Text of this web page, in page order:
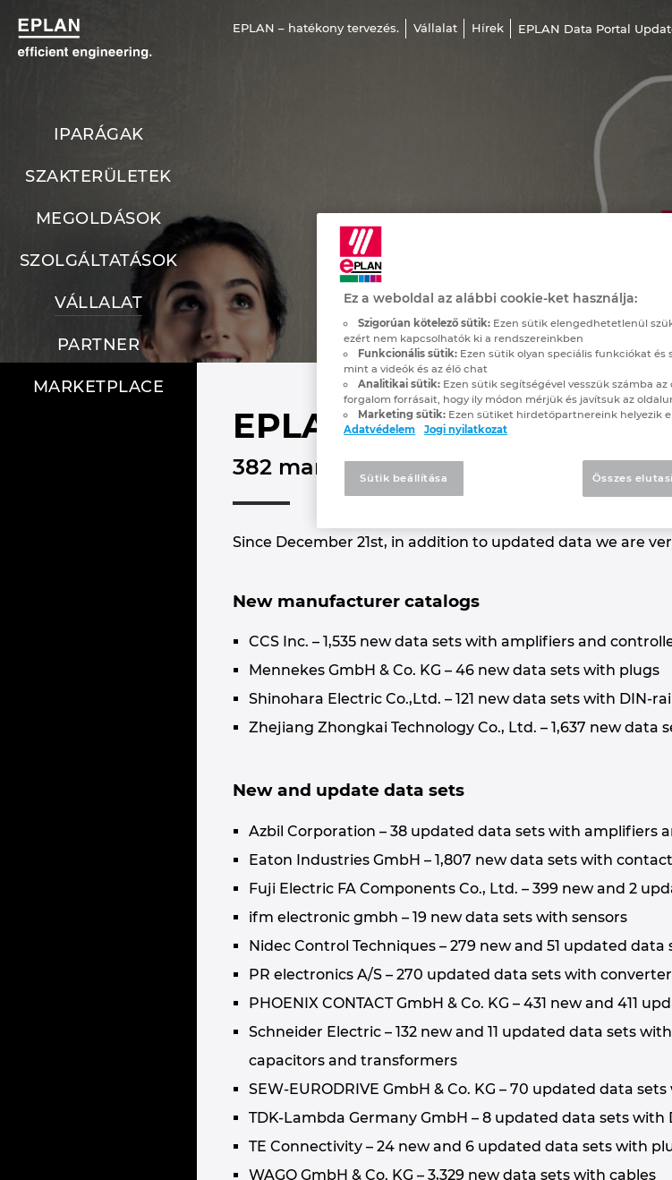
EPLAN – hatékony tervezés. Vállalat Hírek EPLAN Data Portal
IPARÁGAK
SZAKTERÜLETEK
MEGOLDÁSOK
SZOLGÁLTATÁSOK
VÁLLALAT
PARTNER
MARKETPLACE
EPLAN Data Portal
382 manufacturers – more than
Since December 21st, in addition to updated data we are
New manufacturer catalogs
CCS Inc. – 1,535 new data sets with amplifiers and
Mennekes GmbH & Co. KG – 46 new data sets with plugs
Shinohara Electric Co.,Ltd. – 121 new data sets with DIN-
Zhejiang Zhongkai Technology Co., Ltd. – 1,637 new data
New and update data sets
Azbil Corporation – 38 updated data sets with amplifiers
Eaton Industries GmbH – 1,807 new data sets with
Fuji Electric FA Components Co., Ltd. – 399 new and 2
ifm electronic gmbh – 19 new data sets with sensors
Nidec Control Techniques – 279 new and 51 updated
PR electronics A/S – 270 updated data sets with
PHOENIX CONTACT GmbH & Co. KG – 431 new and 411
Schneider Electric – 132 new and 11 updated data sets
capacitors and transformers
SEW-EURODRIVE GmbH & Co. KG – 70 updated data
TDK-Lambda Germany GmbH – 8 updated data sets with
TE Connectivity – 24 new and 6 updated data sets with
WAGO GmbH & Co. KG – 3,329 new data sets with cables
Ez a weboldal az alábbi cookie-ket használja:
Szigorúan kötelező sütik: Ezen sütik elengedhetetlenül
ezért nem kapcsolhatók ki a rendszereinkben
Funkcionális sütik: Ezen sütik olyan speciális funkciókat és
mint a videók és az élő chat
Analitikai sütik: Ezen sütik segítségével vesszük számba
forgalom forrásait, hogy ily módon mérjük és javítsuk az
Marketing sütik: Ezen sütiket hirdetőpartnereink helyezik
Adatvédelem
Jogi nyilatkozat
Összes
Sütik beállítása